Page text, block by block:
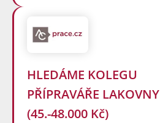
HLEDÁME KOLEGU
PŘÍPRAVÁŘE LAKOVNY
(45.-48.000 Kč)